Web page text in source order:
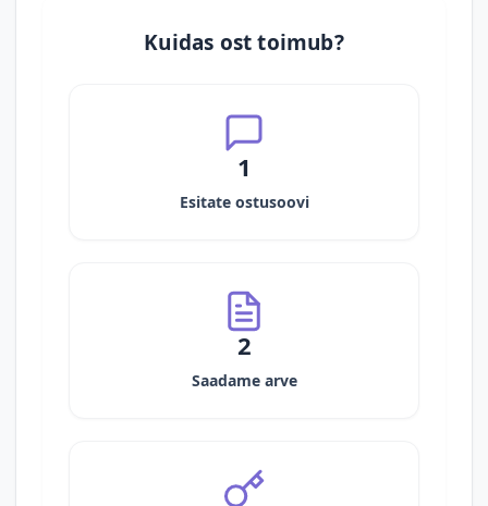
Kuidas ost toimub?
1
Esitate ostusoovi
2
Saadame arve